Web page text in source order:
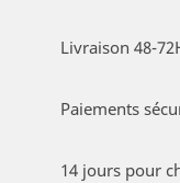
Livraison 48-
Paiements
14 jours pour